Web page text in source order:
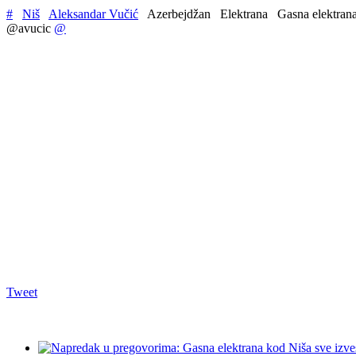
# Niš Aleksandar Vučić Azerbejdžan Elektrana
Gasna
@avucic @
Tweet